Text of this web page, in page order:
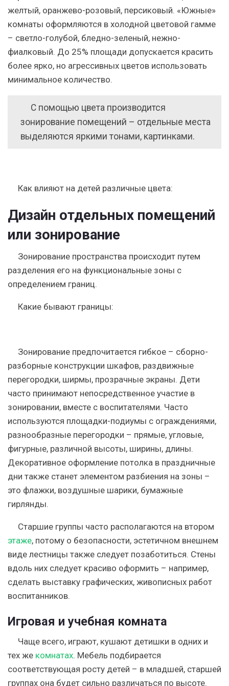
желтый, оранжево-розовый, персиковый. «Южные»
комнаты оформляются в холодной цветовой гамме
– светло-голубой, бледно-зеленый, нежно-
фиалковый. До 25% площади допускается красить
более ярко, но агрессивных цветов использовать
минимальное количество.
С помощью цвета производится
зонирование помещений – отдельные места
выделяются яркими тонами, картинками.
Как влияют на детей различные цвета:
Дизайн отдельных помещений
или зонирование
Зонирование пространства происходит путем
разделения его на функциональные зоны с
определением границ.
Какие бывают границы:
Зонирование предпочитается гибкое – сборно-
разборные конструкции шкафов, раздвижные
перегородки, ширмы, прозрачные экраны. Дети
часто принимают непосредственное участие в
зонировании, вместе с воспитателями. Часто
используются площадки-подиумы с ограждениями,
разнообразные перегородки – прямые, угловые,
фигурные, различной высоты, ширины, длины.
Декоративное оформление потолка в праздничные
дни также станет элементом разбиения на зоны –
это флажки, воздушные шарики, бумажные
гирлянды.
Старшие группы часто располагаются на втором
этаже, потому о безопасности, эстетичном внешнем
виде лестницы также следует позаботиться. Стены
вдоль них следует красиво оформить – например,
сделать выставку графических, живописных работ
воспитанников.
Игровая и учебная комната
Чаще всего, играют, кушают детишки в одних и
тех же комнатах. Мебель подбирается
соответствующая росту детей – в младшей, старшей
группах она будет сильно различаться по высоте.